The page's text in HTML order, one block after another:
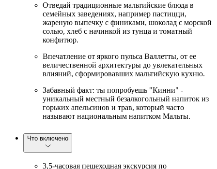
Отведай традиционные мальтийские блюда в
семейных заведениях, например пастицци,
жареную выпечку с финиками, шоколад с морской
солью, хлеб с начинкой из тунца и томатный
конфитюр.
Впечатление от яркого пульса Валлетты, от ее
величественной архитектуры до увлекательных
влияний, сформировавших мальтийскую кухню.
Забавный факт: ты попробуешь "Кинни" -
уникальный местный безалкогольный напиток из
горьких апельсинов и трав, который часто
называют национальным напитком Мальты.
Что включено
3,5-часовая пешеходная экскурсия по